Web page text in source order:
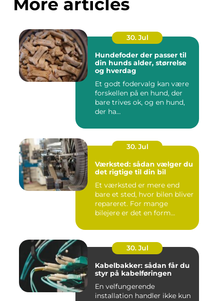
30. Jul
Hundefoder der passer til
din hunds alder, størrelse
og hverdag
Et godt fodervalg kan være
forskellen på en hund, der
bare trives ok, og en hund,
der ha...
30. Jul
Værksted: sådan vælger du
det rigtige til din bil
Et værksted er mere end
bare et sted, hvor bilen bliver
repareret. For mange
bilejere er det en form...
30. Jul
Kabelbakker: sådan får du
styr på kabelføringen
En velfungerende
installation handler ikke kun